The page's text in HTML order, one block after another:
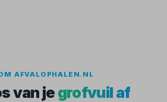
AFVALOPHALEN.NL
van je grofvuil af